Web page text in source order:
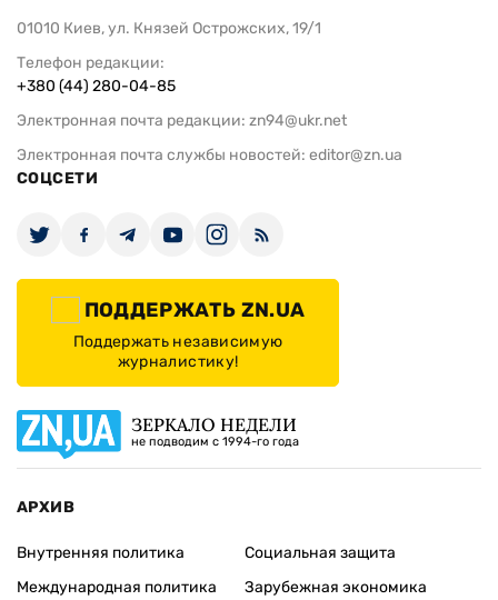
01010 Киев, ул. Князей Острожских, 19/1
Телефон редакции:
+380 (44) 280-04-85
Электронная почта редакции: zn94@ukr.net
Электронная почта службы новостей: editor@zn.ua
СОЦСЕТИ
ПОДДЕРЖАТЬ ZN.UA
Поддержать независимую
журналистику!
ЗЕРКАЛО НЕДЕЛИ
не подводим с 1994-го года
АРХИВ
Внутренняя политика
Международная политика
Социальная защита
Зарубежная экономика